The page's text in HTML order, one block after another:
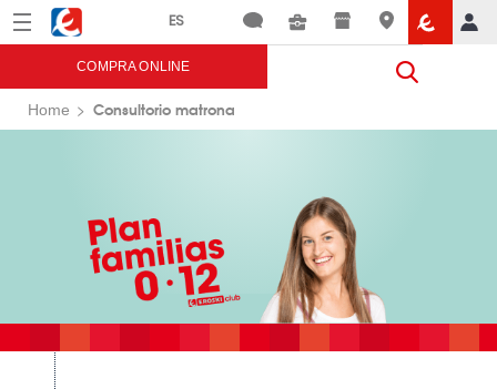
Menú Eroski
COMPRA ONLINE
Home Consultorio matrona